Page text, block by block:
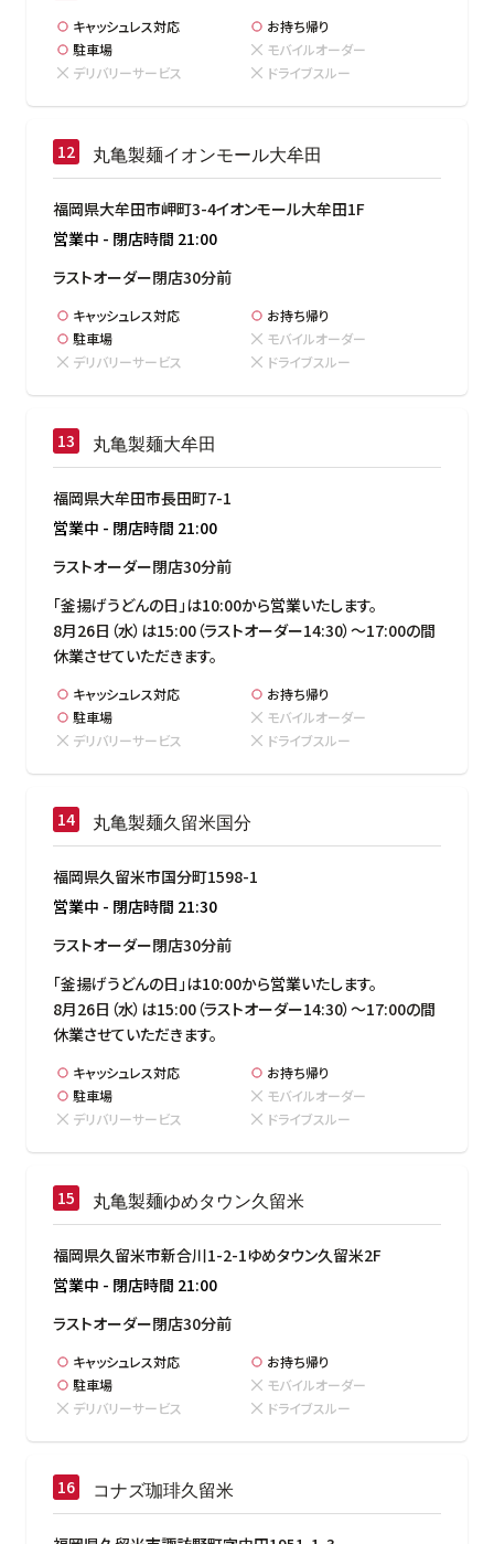
キャッシュレス対応
お持ち帰り
駐車場
モバイルオーダー
デリバリーサービス
ドライブスルー
丸亀製麺イオンモール大牟田
福岡県大牟田市岬町3-4イオンモール大牟田1F
営業中 - 閉店時間 21:00
ラストオーダー閉店30分前
キャッシュレス対応
お持ち帰り
駐車場
モバイルオーダー
デリバリーサービス
ドライブスルー
丸亀製麺大牟田
福岡県大牟田市長田町7-1
営業中 - 閉店時間 21:00
ラストオーダー閉店30分前
「釜揚げうどんの日」は10:00から営業いたします。
8月26日（水）は15:00（ラストオーダー14:30）～17:00の間
休業させていただきます。
キャッシュレス対応
お持ち帰り
駐車場
モバイルオーダー
デリバリーサービス
ドライブスルー
丸亀製麺久留米国分
福岡県久留米市国分町1598-1
営業中 - 閉店時間 21:30
ラストオーダー閉店30分前
「釜揚げうどんの日」は10:00から営業いたします。
8月26日（水）は15:00（ラストオーダー14:30）～17:00の間
休業させていただきます。
キャッシュレス対応
お持ち帰り
駐車場
モバイルオーダー
デリバリーサービス
ドライブスルー
丸亀製麺ゆめタウン久留米
福岡県久留米市新合川1-2-1ゆめタウン久留米2F
営業中 - 閉店時間 21:00
ラストオーダー閉店30分前
キャッシュレス対応
お持ち帰り
駐車場
モバイルオーダー
デリバリーサービス
ドライブスルー
コナズ珈琲久留米